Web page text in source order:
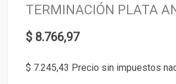
TERMINACIÓN PLATA
$ 8.766,97
$ 7.245,43 Precio sin impuestos